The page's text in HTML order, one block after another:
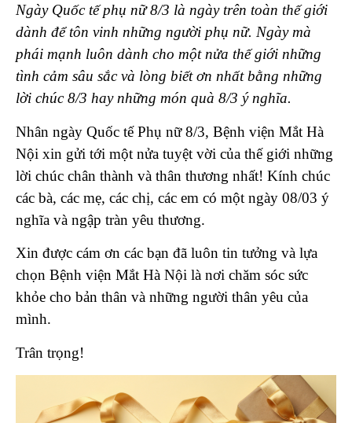
Ngày Quốc tế phụ nữ 8/3 là ngày trên toàn thế giới
dành để tôn vinh những người phụ nữ. Ngày mà
phái mạnh luôn dành cho một nửa thế giới những
tình cảm sâu sắc và lòng biết ơn nhất bằng những
lời chúc 8/3 hay những món quà 8/3 ý nghĩa.
Nhân ngày Quốc tế Phụ nữ 8/3, Bệnh viện Mắt Hà
Nội xin gửi tới một nửa tuyệt vời của thế giới những
lời chúc chân thành và thân thương nhất! Kính chúc
các bà, các mẹ, các chị, các em có một ngày 08/03 ý
nghĩa và ngập tràn yêu thương.
Xin được cám ơn các bạn đã luôn tin tưởng và lựa
chọn Bệnh viện Mắt Hà Nội là nơi chăm sóc sức
khỏe cho bản thân và những người thân yêu của
mình.
Trân trọng!